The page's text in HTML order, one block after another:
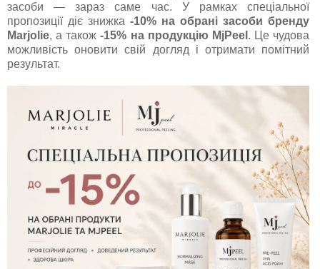
засоби — зараз саме час. У рамках спеціальної
пропозиції діє знижка -10% на обрані засоби бренду
Marjolie, а також-15% на продукцію MjPeel . Це чудова
можливість оновити свій догляд і отримати помітний
результат.